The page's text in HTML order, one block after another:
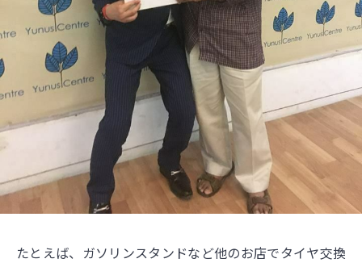
たとえば、ガソリンスタンドなど他のお店でタイヤ交換